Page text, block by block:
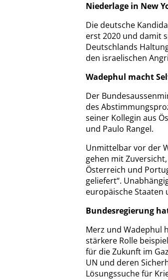
Niederlage in New
Die deutsche
erst 2020 und damit
Deutschlands
den israelischen
Wadephul macht
Der
des
seiner Kollegin aus
und Paulo Rangel.
Unmittelbar vor der
gehen mit
Österreich und
geliefert“.
europäische Staaten
Bundesregierung
Merz und Wadephul
stärkere Rolle
für die Zukunft im
UN und deren
Lösungssuche für